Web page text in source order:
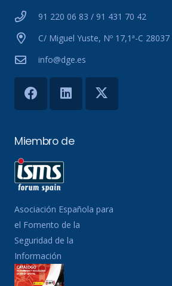
91 220 06 83 / 91 431 70 42
C/ Miguel Yuste, Nº 17,1ª-C
info@dge.es
Miembro de
Asociación Española para
el Fomento de la
Seguridad de la
Información